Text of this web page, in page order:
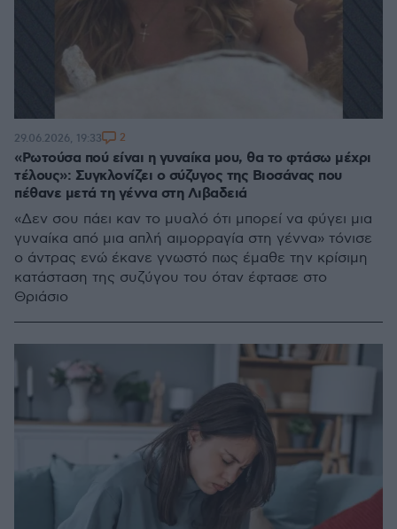
«Ρωτούσα πού είναι η γυναίκα μου, θα το φτάσω μέχρι
τέλους»: Συγκλονίζει ο σύζυγος της Βιοσάνας που
πέθανε μετά τη γέννα στη Λιβαδειά
«Δεν σου πάει καν το μυαλό ότι μπορεί να φύγει μια
γυναίκα από μια απλή αιμορραγία στη γέννα» τόνισε
ο άντρας ενώ έκανε γνωστό πως έμαθε την κρίσιμη
κατάσταση της συζύγου του όταν έφτασε στο
Θριάσιο
29.06.2026, 19:33 2